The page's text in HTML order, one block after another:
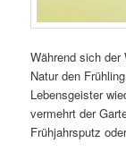
Während sich
Natur den
Lebensgeister
vermehrt der
Frühjahrsputz